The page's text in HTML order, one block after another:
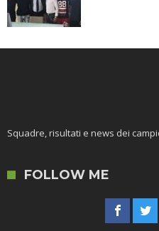
Squadre, risultati e news dei
FOLLOW ME